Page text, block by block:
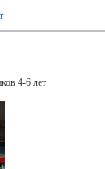
4-6 лет